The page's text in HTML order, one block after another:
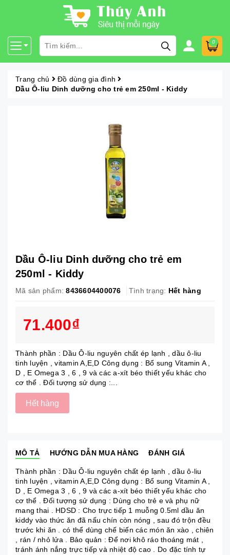
0
Trang chủ
Đồ dùng gia đình
Dầu Ô-liu Dinh dưỡng cho trẻ em 250ml - Kiddy
Dầu Ô-liu Dinh dưỡng cho trẻ em
250ml - Kiddy
Mã sản phẩm: 8436604400076 Tình trạng: Hết hàng
71.400₫
Thành phần : Dầu Ô-liu nguyên chất ép lạnh , dầu ô-liu
tinh luyện , vitamin A,E,D Công dụng : Bổ sung Vitamin A ,
D , E Omega 3 , 6 , 9 và các a-xít béo thiết yếu khác cho
cơ thể . Đối tượng sử dụng :...
Hết hàng
MÔ TẢ HƯỚNG DẪN MUA HÀNG ĐÁNH GIÁ
Thành phần : Dầu Ô-liu nguyên chất ép lạnh , dầu ô-liu
tinh luyện , vitamin A,E,D Công dụng : Bổ sung Vitamin A ,
D , E Omega 3 , 6 , 9 và các a-xít béo thiết yếu khác cho
cơ thể . Đối tượng sử dụng : Dùng cho trẻ e và phụ nữ
mang thai . HDSD : Cho trực tiếp 1 muỗng 0.5ml dầu ăn
kiddy vào thức ăn đã nấu chín còn nóng , sau đó trộn đều
trước khi ăn . có thể dùng chế biến các món ăn xào , chiên
, rán / nhỏ lửa . Bảo quản : Để nơi khô ráo thoáng mát ,
tránh ánh nắng trực tiếp và nhiệt độ cao . Do đặc tính tự